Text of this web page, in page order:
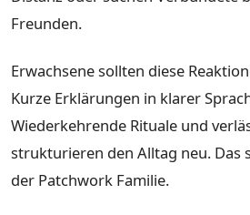
Freunden.
Erwachsene sollten diese
Kurze Erklärungen in klarer
Wiederkehrende Rituale und
strukturieren den Alltag neu. Das
der Patchwork Familie.